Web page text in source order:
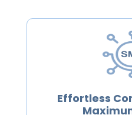
Effortless